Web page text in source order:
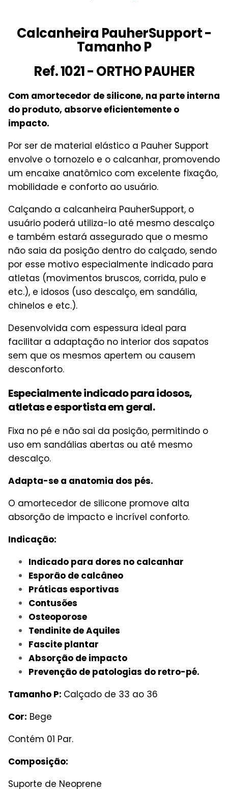
Calcanheira PauherSupport -
Tamanho P
Ref. 1021 - ORTHO PAUHER
Com amortecedor de silicone, na parte interna
do produto, absorve eficientemente o
impacto.
Por ser de material elástico a Pauher Support
envolve o tornozelo e o calcanhar, promovendo
um encaixe anatômico com excelente fixação,
mobilidade e conforto ao usuário.
Calçando a calcanheira PauherSupport, o
usuário poderá utiliza-lo até mesmo descalço
e também estará assegurado que o mesmo
não saia da posição dentro do calçado, sendo
por esse motivo especialmente indicado para
atletas (movimentos bruscos, corrida, pulo e
etc.), e idosos (uso descalço, em sandália,
chinelos e etc.).
Desenvolvida com espessura ideal para
facilitar a adaptação no interior dos sapatos
sem que os mesmos apertem ou causem
desconforto.
Especialmente indicado para idosos,
atletas e esportista em geral.
Fixa no pé e não sai da posição, permitindo o
uso em sandálias abertas ou até mesmo
descalço.
Adapta-se a anatomia dos pés.
O amortecedor de silicone promove alta
absorção de impacto e incrível conforto.
Indicação:
Indicado para dores no calcanhar
Esporão de calcâneo
Práticas esportivas
Contusões
Osteoporose
Tendinite de Aquiles
Fascite plantar
Absorção de impacto
Prevenção de patologias do retro-pé.
Tamanho P: Calçado de 33 ao 36
Cor: Bege
Contém 01 Par.
Composição:
Suporte de Neoprene